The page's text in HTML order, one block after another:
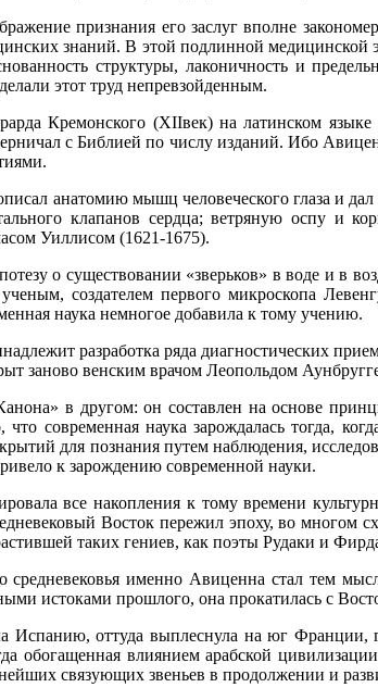
признания его заслуг вполне
знаний. В этой подлинной
структуры, лаконичность и
этот труд непревзойденным.
Кремонского (XIIвек) на латинском
с Библией по числу изданий. Ибо
анатомию мышц человеческого глаза и
клапанов сердца; ветряную оспу и
Уиллисом (1621-1675).
о существовании «зверьков» в воде и в
создателем первого микроскопа
наука немногое добавила к тому учению.
разработка ряда диагностических
заново венским врачом Леопольдом
в другом: он составлен на основе
что современная наука зарождалась тогда,
для познания путем наблюдения,
к зарождению современной науки.
все накопления к тому времени
Восток пережил эпоху, во многом
таких гениев, как поэты Рудаки и
средневековья именно Авиценна стал тем
истоками прошлого, она прокатилась с
Испанию, оттуда выплеснула на юг Франции,
обогащенная влиянием арабской
связующих звеньев в продолжении и